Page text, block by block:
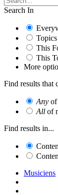
Search In
Topics
This
This
More
Find results that
Any of
All of
Find results in...
Musiciens